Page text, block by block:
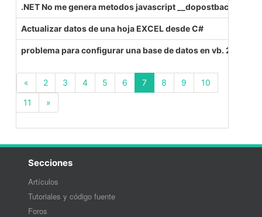
.NET No me genera metodos javascript __dopostback y
Actualizar datos de una hoja EXCEL desde C#
problema para configurar una base de datos en vb. 2005
« 2 3 4 5 6 7(current)
8 9
10
11
»
Secciones
Artículos
Tutoriales y código fuente
Foros